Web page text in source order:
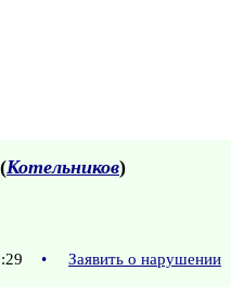
Котельников)
• Заявить о нарушении